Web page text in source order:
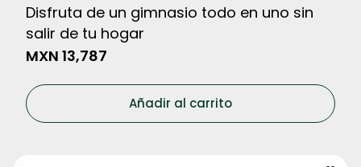
Disfruta de un gimnasio todo en uno sin
salir de tu hogar
MXN 13,787
Añadir al carrito